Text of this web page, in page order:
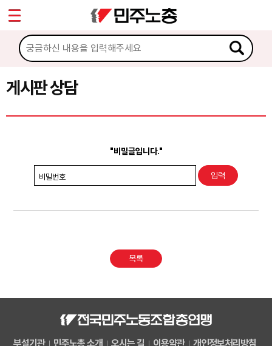
게시판 상담
"비밀글입니다."
비밀번호
목록
부설기관 민주노총 소개 오시는 길 이용약관 개인정보처리방침
마이페이지
소개
소식
노동상담
권리찾기수첩 검색
찾아보기
Sketchbook5, 스케치북5
Sketchbook5, 스케치북5